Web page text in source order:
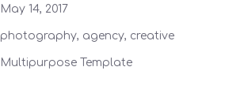
May 14, 2017
photography, agency, creative
Multipurpose Template